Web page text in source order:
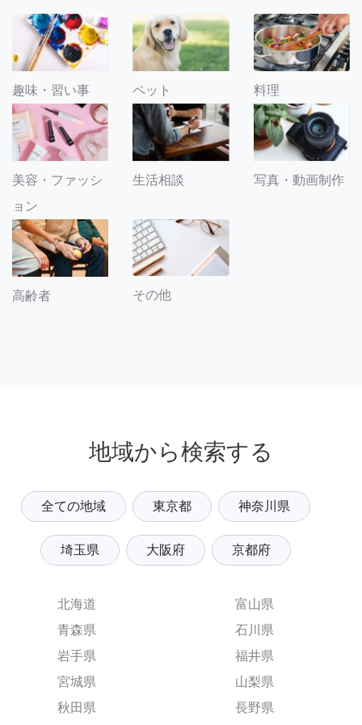
趣味・習い事 ペット 料理
美容・ファッシ
ョン
生活相談 写真・動画制作
高齢者 その他
地域から検索する
全ての地域 東京都 神奈川県
埼玉県 大阪府 京都府
北海道
青森県
岩手県
宮城県
秋田県
富山県
石川県
福井県
山梨県
長野県